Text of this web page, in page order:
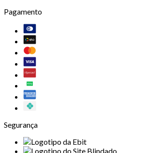
Pagamento
Segurança